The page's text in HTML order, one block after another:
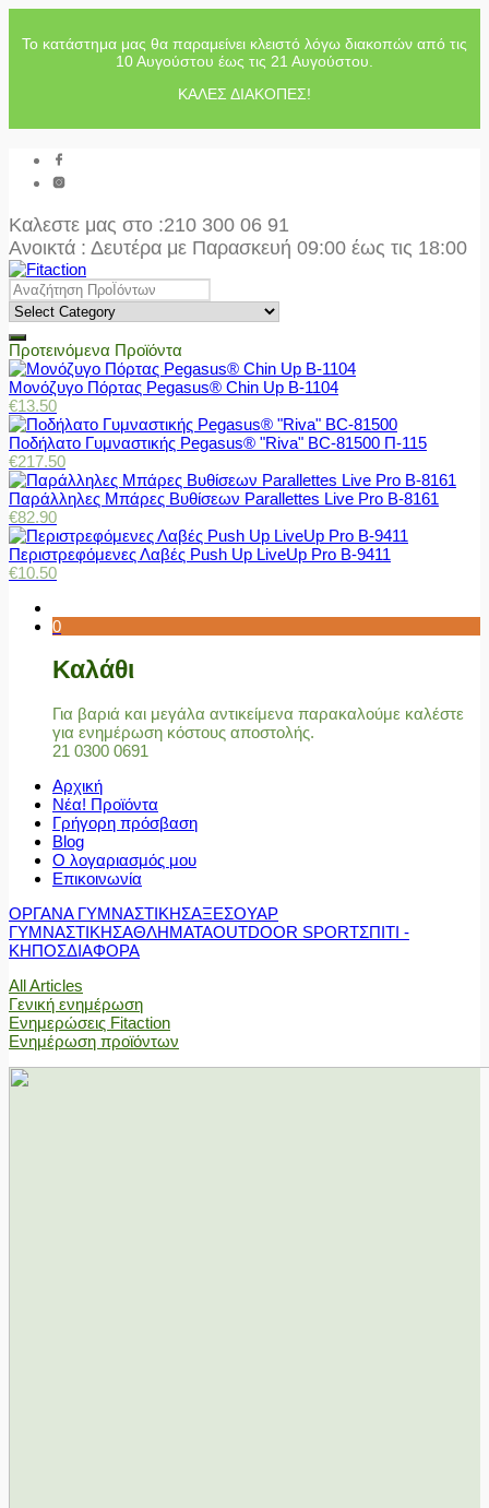
Το κατάστημα μας θα παραμείνει κλειστό λόγω διακοπών από τις
10 Αυγούστου έως τις 21 Αυγούστου.
ΚΑΛΕΣ ΔΙΑΚΟΠΕΣ!
Καλεστε μας στο :210 300 06 91
Ανοικτά : Δευτέρα με Παρασκευή 09:00 έως τις 18:00
Προτεινόμενα Προϊόντα
Μονόζυγο Πόρτας Pegasus® Chin Up Β-1104
€13.50
Ποδήλατο Γυμναστικής Pegasus® "Riva" BC-81500 Π-115
€217.50
Παράλληλες Μπάρες Βυθίσεων Parallettes Live Pro Β-8161
€82.90
Περιστρεφόμενες Λαβές Push Up LiveUp Pro Β-9411
€10.50
0
Καλάθι
Για βαριά και μεγάλα αντικείμενα παρακαλούμε καλέστε
για ενημέρωση κόστους αποστολής.
21 0300 0691
Αρχική
Νέα! Προϊόντα
Γρήγορη πρόσβαση
Blog
Ο λογαριασμός μου
Επικοινωνία
ΟΡΓΑΝΑ ΓΥΜΝΑΣΤΙΚΗΣΑΞΕΣΟΥΑΡ
ΓΥΜΝΑΣΤΙΚΗΣΑΘΛΗΜΑΤΑOUTDOOR SPORTΣΠΙΤΙ -
ΚΗΠΟΣΔΙΑΦΟΡΑ
All Articles
Γενική ενημέρωση
Ενημερώσεις Fitaction
Ενημέρωση προϊόντων